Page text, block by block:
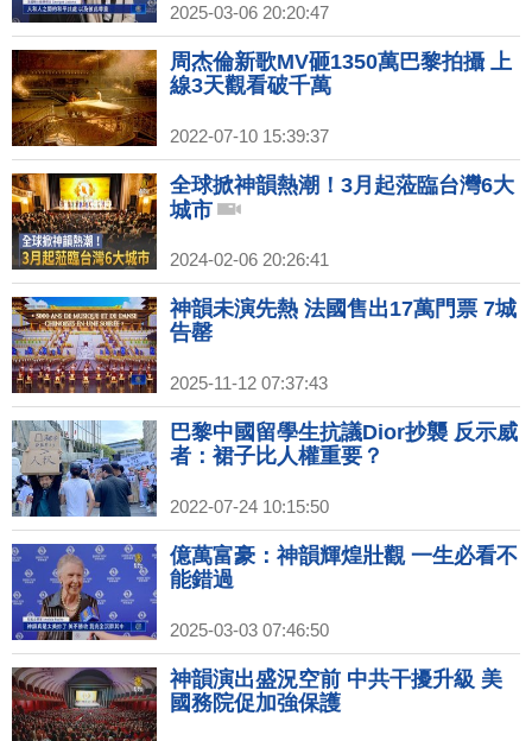
2025-03-06 20:20:47
周杰倫新歌MV砸1350萬巴黎拍攝 上
線3天觀看破千萬
2022-07-10 15:39:37
全球掀神韻熱潮！3月起蒞臨台灣6大
城市
2024-02-06 20:26:41
神韻未演先熱 法國售出17萬門票 7城
告罄
2025-11-12 07:37:43
巴黎中國留學生抗議Dior抄襲 反示威
者：裙子比人權重要？
2022-07-24 10:15:50
億萬富豪：神韻輝煌壯觀 一生必看不
能錯過
2025-03-03 07:46:50
神韻演出盛況空前 中共干擾升級 美
國務院促加強保護